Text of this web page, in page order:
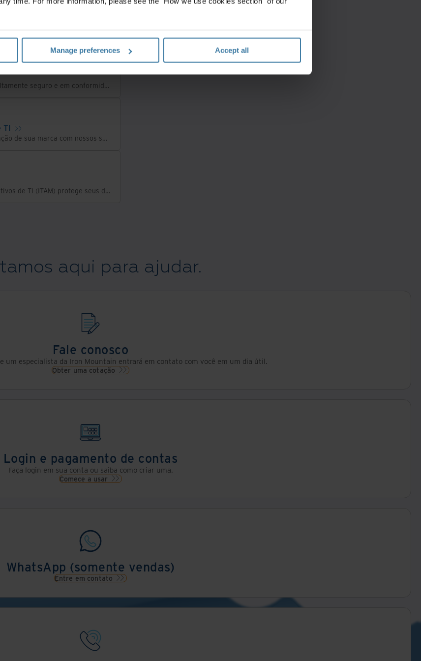
Manage preferences Accept all
A Iron Mountain oferece um serviço seguro de guarda de fitas fora do local para armazenar seus dados de backup em fita, protegê-los em condições ideais e recuperá-los quando necessário.
Preserve seus registros importantes com armazenamento externo altamente seguro e em conformidade
TI
Aumente a segurança, melhore a sustentabilidade e proteja a reputação de sua marca com nossos serviços ITAD
A adoção de uma abordagem estratégica para o gerenciamento de ativos de TI (ITAM) protege seus dados, garante o uso otimizado, maximiza o retorno sobre o investimento e minimiza os riscos.
aqui para ajudar.
Fale conosco
um especialista da Iron Mountain entrará em contato com você em um dia útil.
Obter uma cotação
Login e pagamento de contas
Faça login em sua conta ou saiba como criar uma.
Comece a usar
WhatsApp (somente vendas)
Entre em contato